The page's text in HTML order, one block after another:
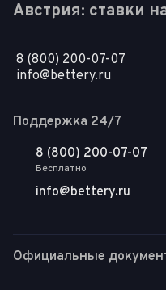
Австрия: ставки
8 (800) 200-07-07
info@bettery.ru
Поддержка 24/7
8 (800) 200-07-07
Бесплатно
info@bettery.ru
Официальные